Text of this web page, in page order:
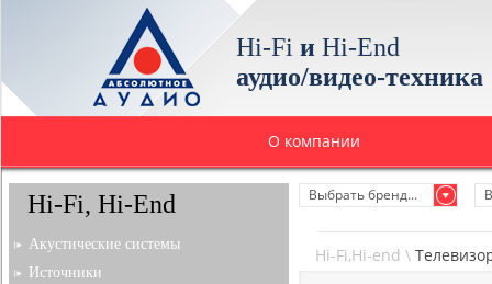
Hi-Fi и Hi-End
аудио/видео-техника
О компании
Выбрать бренд...
Hi-Fi,Hi-end \
Hi-Fi, Hi-End
Акустические системы
Источники